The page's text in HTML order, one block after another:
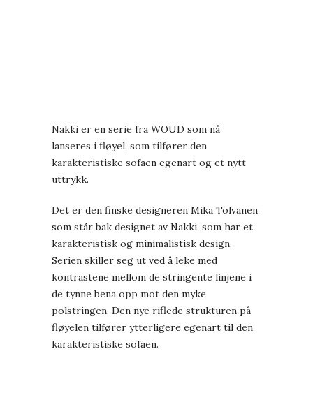
Nakki er en serie fra WOUD som nå
lanseres i fløyel, som tilfører den
karakteristiske sofaen egenart og et nytt
uttrykk.
Det er den finske designeren Mika Tolvanen
som står bak designet av Nakki, som har et
karakteristisk og minimalistisk design.
Serien skiller seg ut ved å leke med
kontrastene mellom de stringente linjene i
de tynne bena opp mot den myke
polstringen. Den nye riflede strukturen på
fløyelen tilfører ytterligere egenart til den
karakteristiske sofaen.